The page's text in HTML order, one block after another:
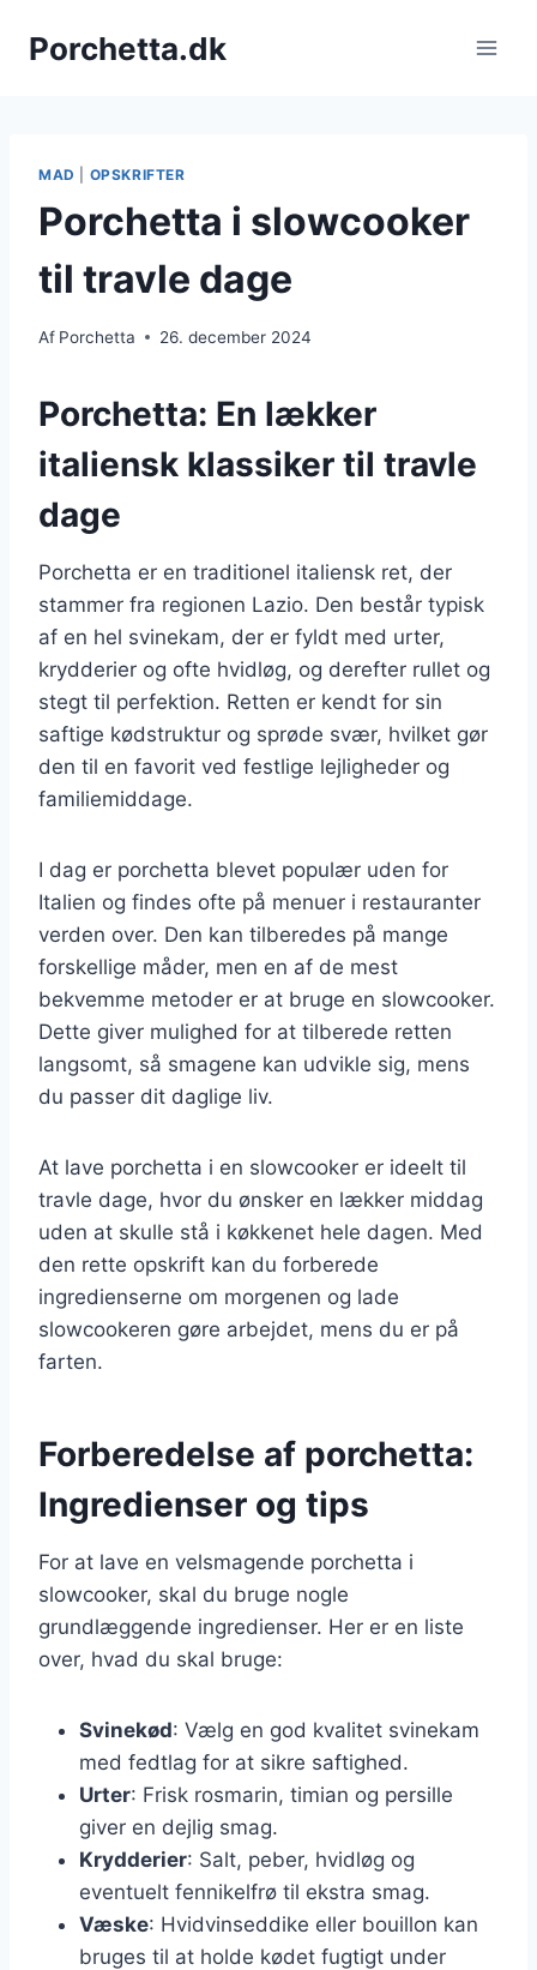
Porchetta.dk
MAD OPSKRIFTER
Porchetta i slowcooker
til travle dage
Af Porchetta 26. december 2024
Porchetta: En lækker
italiensk klassiker til travle
dage
Porchetta er en traditionel italiensk ret, der
stammer fra regionen Lazio. Den består typisk
af en hel svinekam, der er fyldt med urter,
krydderier og ofte hvidløg, og derefter rullet og
stegt til perfektion. Retten er kendt for sin
saftige kødstruktur og sprøde svær, hvilket gør
den til en favorit ved festlige lejligheder og
familiemiddage.
I dag er porchetta blevet populær uden for
Italien og findes ofte på menuer i restauranter
verden over. Den kan tilberedes på mange
forskellige måder, men en af de mest
bekvemme metoder er at bruge en slowcooker.
Dette giver mulighed for at tilberede retten
langsomt, så smagene kan udvikle sig, mens
du passer dit daglige liv.
At lave porchetta i en slowcooker er ideelt til
travle dage, hvor du ønsker en lækker middag
uden at skulle stå i køkkenet hele dagen. Med
den rette opskrift kan du forberede
ingredienserne om morgenen og lade
slowcookeren gøre arbejdet, mens du er på
farten.
Forberedelse af porchetta:
Ingredienser og tips
For at lave en velsmagende porchetta i
slowcooker, skal du bruge nogle
grundlæggende ingredienser. Her er en liste
over, hvad du skal bruge:
Svinekød: Vælg en god kvalitet svinekam
med fedtlag for at sikre saftighed.
Urter: Frisk rosmarin, timian og persille
giver en dejlig smag.
Krydderier: Salt, peber, hvidløg og
eventuelt fennikelfrø til ekstra smag.
Væske: Hvidvinseddike eller bouillon kan
bruges til at holde kødet fugtigt under